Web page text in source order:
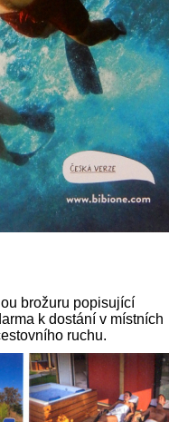
brožuru popisující
k dostání v místních
ruchu.